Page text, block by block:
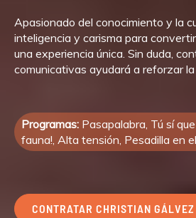
Apasionado del conocimiento y la
inteligencia y carisma para
una experiencia única. Sin duda,
comunicativas ayudará a reforzar
Programas: Pasapalabra, Tú sí
fauna!, Alta tensión, Pesadilla en
CONTRATAR CHRISTIAN GÁLVEZ